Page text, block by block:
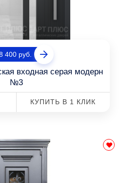
400 руб.
входная серая модерн
№3
КУПИТЬ В 1 КЛИК